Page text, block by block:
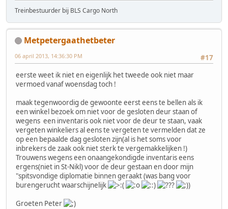
Treinbestuurder bij BLS Cargo North
Metpetergaathetbeter
#17
06 april 2013, 14:36:30 PM
eerste weet ik niet en eigenlijk het tweede ook niet maar
vermoed vanaf woensdag toch !
maak tegenwoordig de gewoonte eerst eens te bellen als ik
een winkel bezoek om niet voor de gesloten deur staan of
wegens een inventaris ook niet voor de deur te staan, vaak
vergeten winkeliers al eens te vergeten te vermelden dat ze
op een bepaalde dag gesloten zijn(al is het soms voor
inbrekers de zaak ook niet sterk te vergemakkelijken !)
Trouwens wegens een onaangekondigde inventaris eens
ergens(niet in St-Nikl) voor de deur gestaan en door mijn
"spitsvondige diplomatie binnen geraakt (was bang voor
burengerucht waarschijnelijk
)
Groeten Peter